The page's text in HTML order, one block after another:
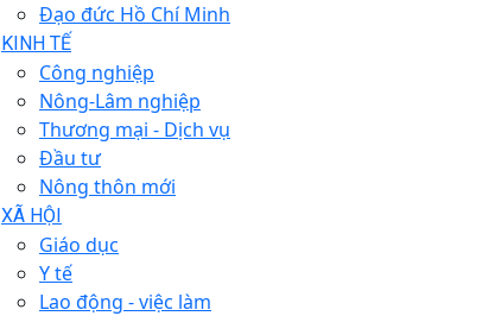
Đạo đức Hồ Chí Minh
KINH TẾ
Công nghiệp
Nông-Lâm nghiệp
Thương mại - Dịch vụ
Đầu tư
Nông thôn mới
XÃ HỘI
Giáo dục
Y tế
Lao động - việc làm